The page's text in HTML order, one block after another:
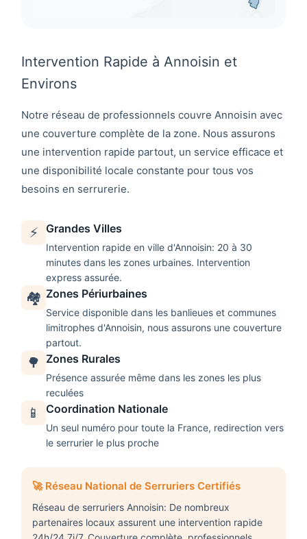
Intervention Rapide à Annoisin et
Environs
Notre réseau de professionnels couvre Annoisin avec
une couverture complète de la zone. Nous assurons
une intervention rapide partout, un service efficace et
une disponibilité locale constante pour tous vos
besoins en serrurerie.
⚡ Grandes Villes
Intervention rapide en ville d'Annoisin: 20 à 30
minutes dans les zones urbaines. Intervention
express assurée.
🏘️ Zones Périurbaines
Service disponible dans les banlieues et communes
limitrophes d'Annoisin, nous assurons une couverture
partout.
🌳 Zones Rurales
Présence assurée même dans les zones les plus
reculées
📱 Coordination Nationale
Un seul numéro pour toute la France, redirection vers
le serrurier le plus proche
🚀 Réseau National de Serruriers Certifiés
Réseau de serruriers Annoisin: De nombreux
partenaires locaux assurent une intervention rapide